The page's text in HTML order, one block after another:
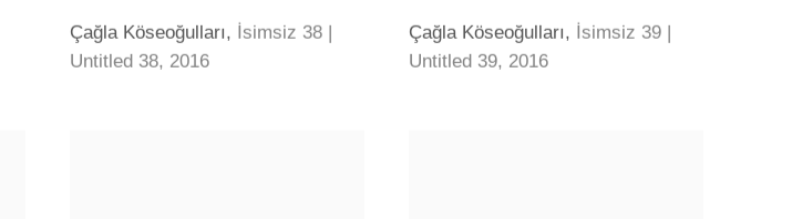
Çağla Köseoğulları, İsimsiz 38 |
Untitled 38, 2016
Çağla Köseoğulları, İsimsiz 39 |
Untitled 39, 2016